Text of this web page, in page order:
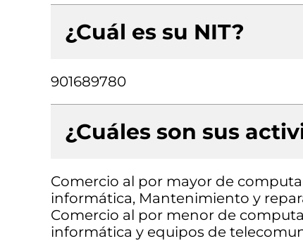
¿Cuál es su NIT?
901689780
¿Cuáles son sus
Comercio al por mayor de
informática, Mantenimiento y
Comercio al por menor de
informática y equipos de